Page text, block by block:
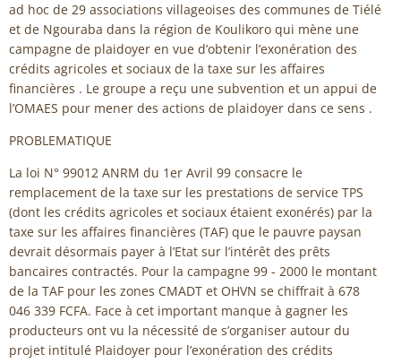
ad hoc de 29 associations villageoises des communes de Tiélé
et de Ngouraba dans la région de Koulikoro qui mène une
campagne de plaidoyer en vue d’obtenir l’exonération des
crédits agricoles et sociaux de la taxe sur les affaires
financières . Le groupe a reçu une subvention et un appui de
l’OMAES pour mener des actions de plaidoyer dans ce sens .
PROBLEMATIQUE
La loi N° 99012 ANRM du 1er Avril 99 consacre le
remplacement de la taxe sur les prestations de service TPS
(dont les crédits agricoles et sociaux étaient exonérés) par la
taxe sur les affaires financières (TAF) que le pauvre paysan
devrait désormais payer à l’Etat sur l’intérêt des prêts
bancaires contractés. Pour la campagne 99 - 2000 le montant
de la TAF pour les zones CMADT et OHVN se chiffrait à 678
046 339 FCFA. Face à cet important manque à gagner les
producteurs ont vu la nécessité de s’organiser autour du
projet intitulé Plaidoyer pour l’exonération des crédits